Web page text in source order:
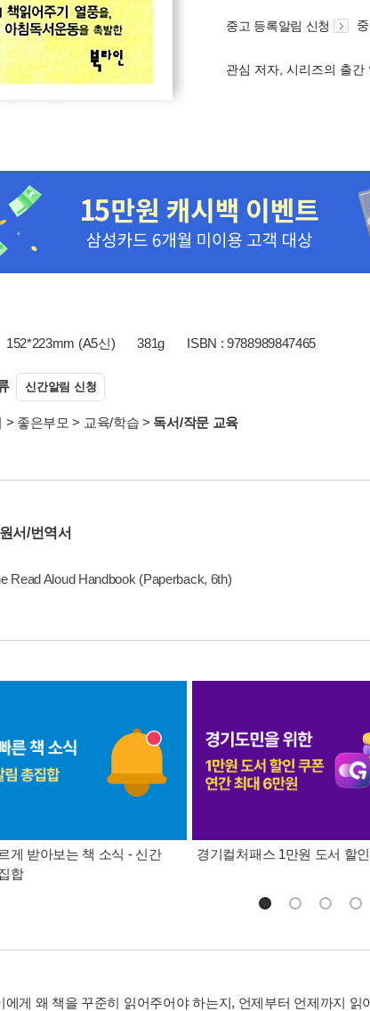
중고 등록알림 신청
관심 저자, 시리즈의 출간
152*223mm (A5신) 381g ISBN : 9788989847465
신간알림 신청
> 좋은부모 > 교육/학습 > 독서/작문 교육
서/번역서
Read Aloud Handbook (Paperback, 6th)
게 받아보는 책 소식 - 신간
합
경기컬처패스 1만원 도서 할
에게 왜 책을 꾸준히 읽어주어야 하는지, 언제부터 언제까지